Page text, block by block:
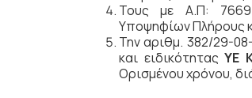
Τους με Α.Π: 7669/
Υποψηφίων Πλήρους
Την αριθμ. 382/29-
και ειδικότηταςΥΕ
Ορισμένου χρόνου,